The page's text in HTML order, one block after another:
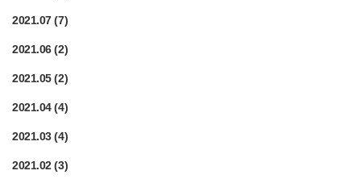
2021.07(7)
2021.06(2)
2021.05(2)
2021.04(4)
2021.03(4)
2021.02(3)